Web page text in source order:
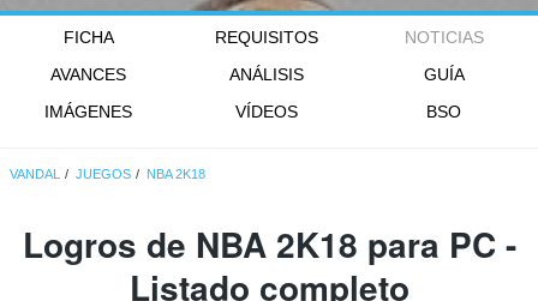
FICHA REQUISITOS
NOTICIAS
AVANCES
ANÁLISIS
GUÍA
IMÁGENES
VÍDEOS BSO
VANDAL JUEGOS NBA 2K18
Logros de NBA 2K18 para PC -
Listado completo